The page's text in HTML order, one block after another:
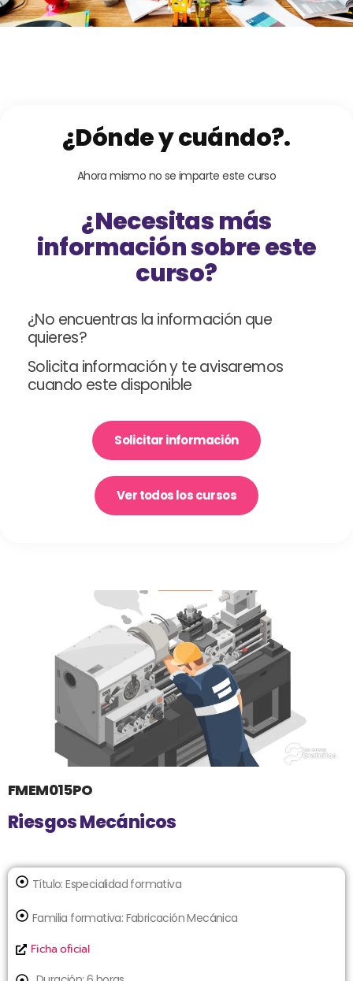
¿Dónde y cuándo?.
Ahora mismo no se imparte este curso
¿Necesitas más
información sobre este
curso?
¿No encuentras la información que
quieres?
Solicita información y te avisaremos
cuando este disponible
Solicitar información
Ver todos los cursos
FMEM015PO
Riesgos Mecánicos
Título:Especialidad formativa
Familia formativa: Fabricación Mecánica
Ficha oficial